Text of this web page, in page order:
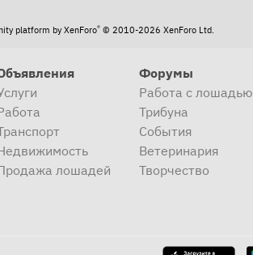
platform by XenForo® © 2010-2026 XenForo Ltd.
лошадей
Форумы
Работа с лошадью
Трибуна
События
Ветеринария
Творчество